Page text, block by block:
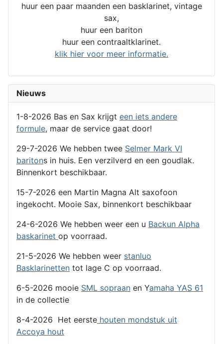
huur een paar maanden een basklarinet, vintage
sax,
huur een bariton
huur een contraaltklarinet.
klik hier voor meer informatie.
Nieuws
1-8-2026 Bas en Sax krijgt een iets andere
formule, maar de service gaat door!
29-7-2026 We hebben twee Selmer Mark VI
baritons in huis. Een verzilverd en een goudlak.
Binnenkort beschikbaar.
15-7-2026 een Martin Magna Alt saxofoon
ingekocht. Mooie Sax, binnenkort beschikbaar
24-6-2026 We hebben weer een u Backun Alpha
baskarinet op voorraad.
21-5-2026 We hebben weer stanluo
Basklarinetten tot lage C op voorraad.
6-5-2026 mooie SML sopraan en Yamaha YAS 61
in de collectie
8-4-2026 Het eerste houten mondstuk uit
Accoya hout